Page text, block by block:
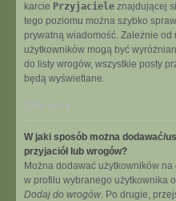
karcie Przyjaciele znajdującej
tego poziomu można szybko
prywatną wiadomość. Zależnie od
użytkowników mogą być
do listy wrogów, wszystkie posty
będą wyświetlane.
Na górę
W jaki sposób można dodawać/
przyjaciół lub wrogów?
Można dodawać użytkowników
w profilu wybranego użytkownika
Dodaj do wrogów. Po drugie,